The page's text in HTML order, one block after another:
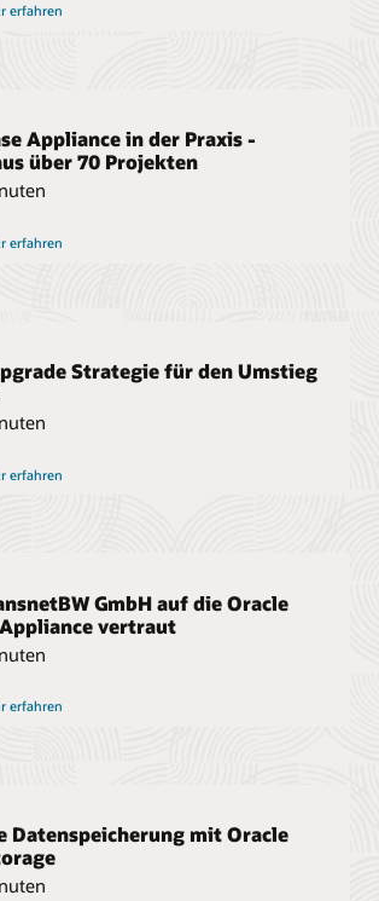
erfahren
Appliance in der Praxis -
über 70 Projekten
erfahren
Strategie für den Umstieg
erfahren
GmbH auf die Oracle
vertraut
erfahren
Datenspeicherung mit Oracle